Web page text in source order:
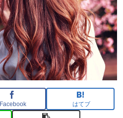
Facebook はてブ